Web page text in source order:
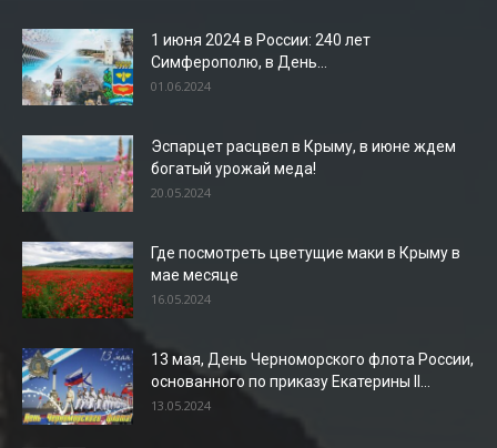
1 июня 2024 в России: 240 лет
Симферополю, в День...
01.06.2024
Эспарцет расцвел в Крыму, в июне ждем
богатый урожай меда!
20.05.2024
Где посмотреть цветущие маки в Крыму в
мае месяце
16.05.2024
13 мая, День Черноморского флота России,
основанного по приказу Екатерины II...
13.05.2024